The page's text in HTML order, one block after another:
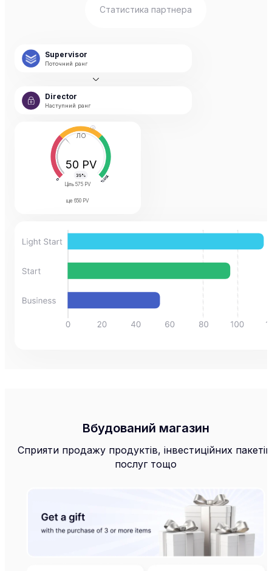
Статистика партнера
ЛО
50 PV
Ціль 575 PV
ще 650 PV
Supervisor
Поточний ранг
Director
Наступний ранг
Вбудований магазин
Сприяти продажу продуктів, інвестиційних
послуг тощо